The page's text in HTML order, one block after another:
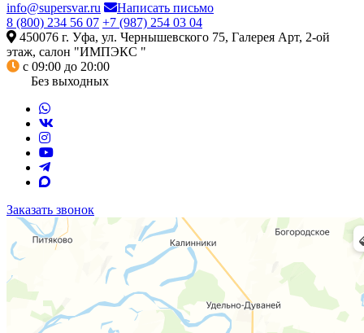
info@supersvar.ru
Написать письмо
8 (800) 234 56 07 +7 (987) 254 03 04
450076 г. Уфа, ул. Чернышевского 75, Галерея Арт, 2-ой
этаж, салон "ИМПЭКС "
с 09:00 до 20:00
Без выходных
Заказать звонок